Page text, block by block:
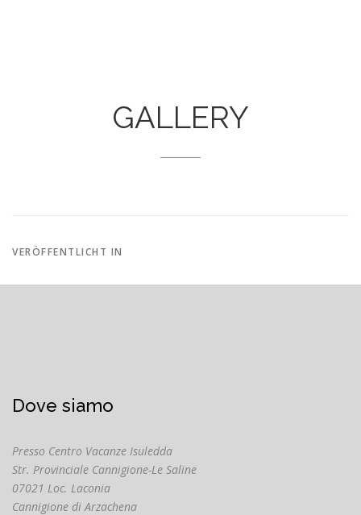
GALLERY
VERÖFFENTLICHT IN
Dove siamo
Presso Centro Vacanze Isuledda
Str. Provinciale Cannigione-Le Saline
07021 Loc. Laconia
Cannigione di Arzachena